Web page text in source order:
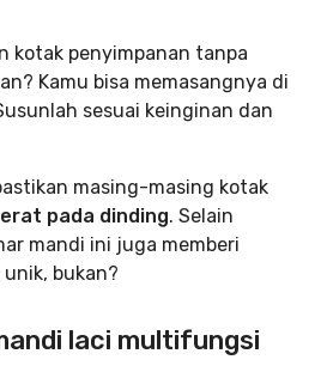
kotak penyimpanan tanpa
Kamu bisa memasangnya di
sesuai keinginan dan
masing-masing kotak
pada dinding. Selain
mandi ini juga memberi
bukan?
laci multifungsi